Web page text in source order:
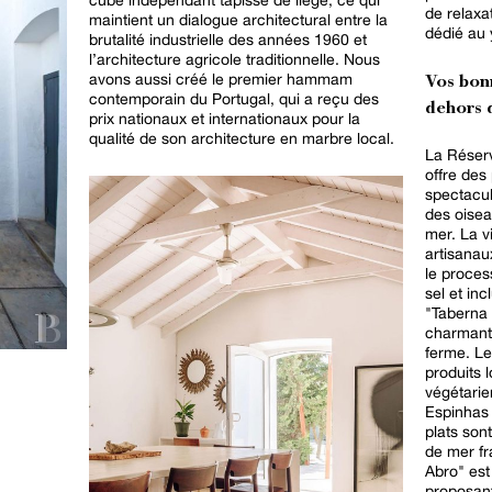
maintient un dialogue architectural entre la
brutalité industrielle des années 1960 et
l’architecture agricole traditionnelle. Nous
avons aussi créé le premier hammam
contemporain du Portugal, qui a reçu des
prix nationaux et internationaux pour la
qualité de son architecture en marbre local.
de
dédié au
Vos
dehors
La
offre des
des
mer. La visite guidée des marais salants
le
sel et inclut une dégustation à
ferme.
produits
plats
de mer frais
Abro"